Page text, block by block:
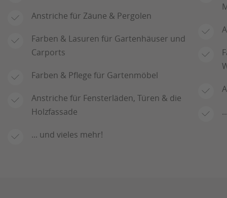
Anstriche für Zäune & Pergolen
Farben & Lasuren für Gartenhäuser und
Carports
Farben & Pflege für Gartenmöbel
Anstriche für Fensterläden, Türen & die
Holzfassade
... und vieles mehr!